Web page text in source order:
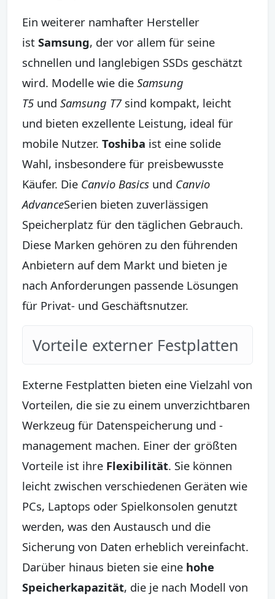
Ein weiterer namhafter Hersteller
ist Samsung, der vor allem für seine
schnellen und langlebigen SSDs geschätzt
wird. Modelle wie die Samsung
T5 und Samsung T7sind kompakt, leicht
und bieten exzellente Leistung, ideal für
mobile Nutzer. Toshiba ist eine solide
Wahl, insbesondere für preisbewusste
Käufer. Die Canvio Basics und Canvio
AdvanceSerien bieten zuverlässigen
Speicherplatz für den täglichen Gebrauch.
Diese Marken gehören zu den führenden
Anbietern auf dem Markt und bieten je
nach Anforderungen passende Lösungen
für Privat- und Geschäftsnutzer.
Vorteile externer Festplatten
Externe Festplatten bieten eine Vielzahl von
Vorteilen, die sie zu einem unverzichtbaren
Werkzeug für Datenspeicherung und -
management machen. Einer der größten
Vorteile ist ihre Flexibilität. Sie können
leicht zwischen verschiedenen Geräten wie
PCs, Laptops oder Spielkonsolen genutzt
werden, was den Austausch und die
Sicherung von Daten erheblich vereinfacht.
Darüber hinaus bieten sie eine hohe
Speicherkapazität, die je nach Modell von